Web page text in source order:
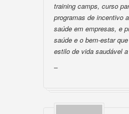
training camps, curso
programas de incentivo
saúde em empresas, e
saúde e o bem-estar
estilo de vida saudável
–